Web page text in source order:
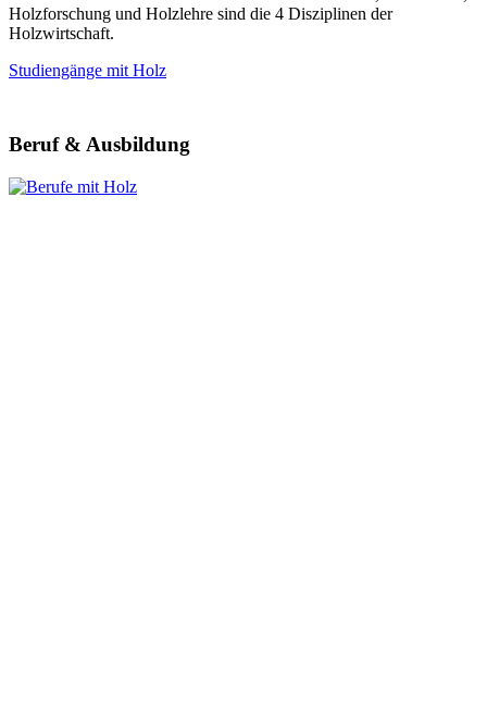
Holzforschung und Holzlehre sind die 4 Disziplinen der
Holzwirtschaft.
Studiengänge mit Holz
Beruf & Ausbildung